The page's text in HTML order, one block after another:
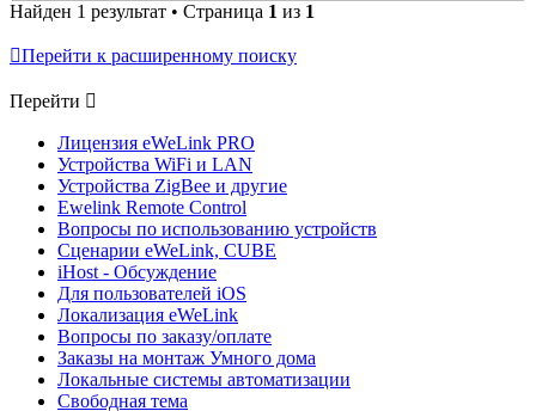
Найден 1 результат • Страница 1 из 1
Перейти к расширенному поиску
Перейти
Лицензия eWeLink PRO
Устройства WiFi и LAN
Устройства ZigBee и другие
Ewelink Remote Control
Вопросы по использованию устройств
Сценарии eWeLink, CUBE
iHost - Обсуждение
Для пользователей iOS
Локализация eWeLink
Вопросы по заказу/оплате
Заказы на монтаж Умного дома
Локальные системы автоматизации
Свободная тема